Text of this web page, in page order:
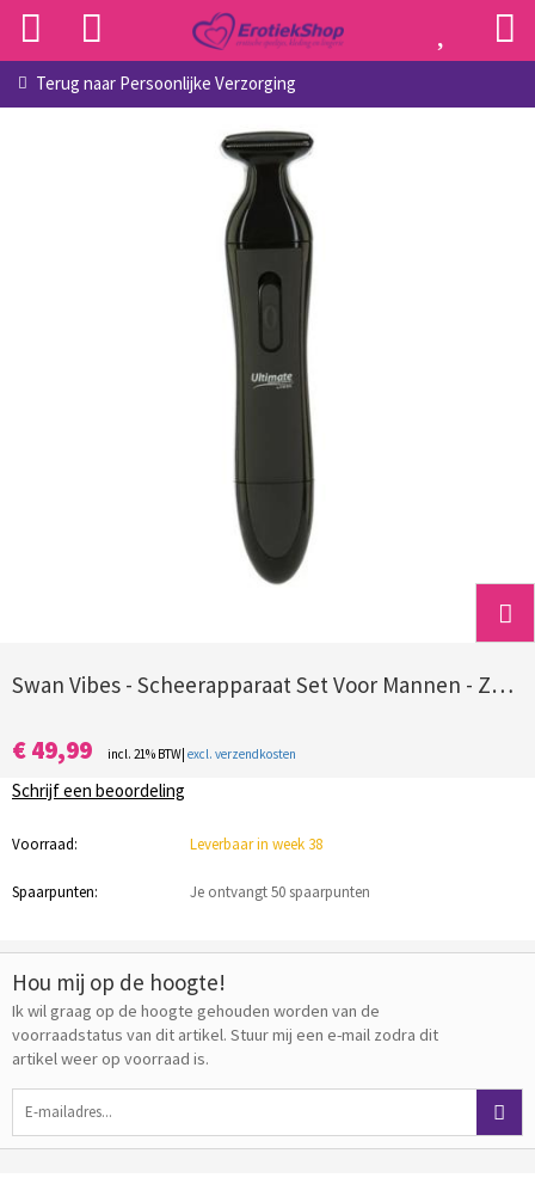
Terug naar Persoonlijke Verzorging
Swan Vibes - Scheerapparaat Set Voor Mannen - Zwart
€ 49,99 incl. 21% BTW| excl. verzendkosten
Schrijf een beoordeling
Voorraad: Leverbaar in week 38
Spaarpunten: Je ontvangt 50 spaarpunten
Hou mij op de hoogte!
Ik wil graag op de hoogte gehouden worden van de
voorraadstatus van dit artikel. Stuur mij een e-mail zodra dit
artikel weer op voorraad is.